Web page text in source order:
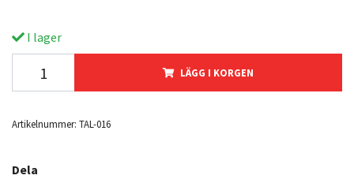
I lager
LÄGG I KORGEN
Artikelnummer: TAL-016
Dela